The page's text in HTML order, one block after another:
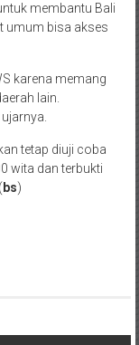
membantu Bali
umum bisa akses
karena memang
lain.
tetap diuji coba
wita dan terbukti
bs)